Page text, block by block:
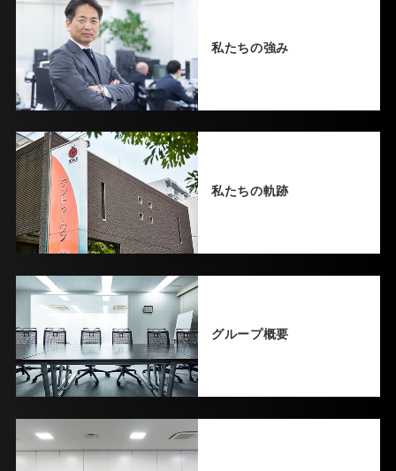
私たちの強み
私たちの軌跡
グループ概要